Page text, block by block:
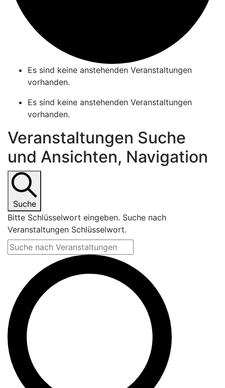
Es sind keine anstehenden Veranstaltungen
vorhanden.
Es sind keine anstehenden Veranstaltungen
vorhanden.
Veranstaltungen Suche
und Ansichten, Navigation
Suche
Bitte Schlüsselwort eingeben. Suche nach
Veranstaltungen Schlüsselwort.